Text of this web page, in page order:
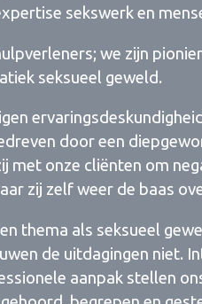
sekswerk en
we zijn
seksueel geweld.
door een
met onze cliënten om
zij zelf weer de baas
thema als seksueel
de uitdagingen niet.
aanpak stellen